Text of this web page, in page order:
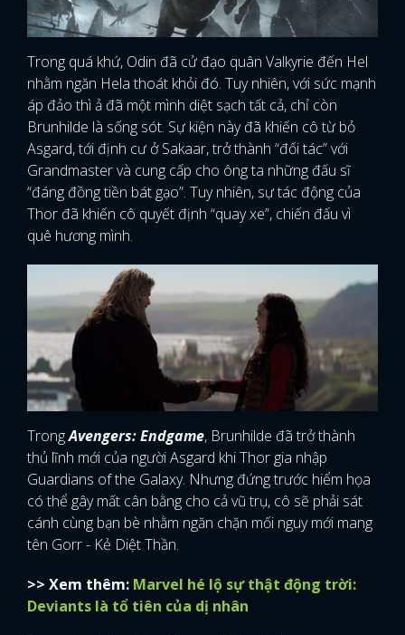
Trong quá khứ, Odin đã cử đạo quân Valkyrie đến Hel
nhằm ngăn Hela thoát khỏi đó. Tuy nhiên, với sức mạnh
áp đảo thì ả đã một mình diệt sạch tất cả, chỉ còn
Brunhilde là sống sót. Sự kiện này đã khiến cô từ bỏ
Asgard, tới định cư ở Sakaar, trở thành “đối tác” với
Grandmaster và cung cấp cho ông ta những đấu sĩ
“đáng đồng tiền bát gạo”. Tuy nhiên, sự tác động của
Thor đã khiến cô quyết định “quay xe”, chiến đấu vì
quê hương mình.
TrongAvengers: Endgame, Brunhilde đã trở thành
thủ lĩnh mới của người Asgard khi Thor gia nhập
Guardians of the Galaxy. Nhưng đứng trước hiểm họa
có thể gây mất cân bằng cho cả vũ trụ, cô sẽ phải sát
cánh cùng bạn bè nhằm ngăn chặn mối nguy mới mang
tên Gorr - Kẻ Diệt Thần.
>> Xem thêm: Marvel hé lộ sự thật động trời:
Deviants là tổ tiên của dị nhân